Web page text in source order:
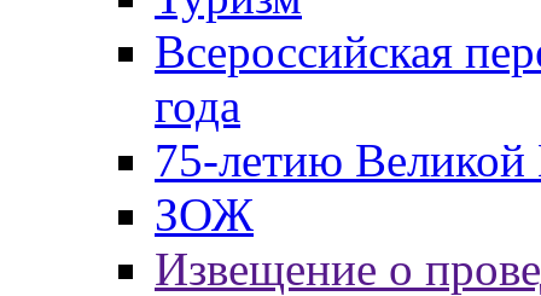
Всероссийская
года
75-летию
ЗОЖ
Извещение о